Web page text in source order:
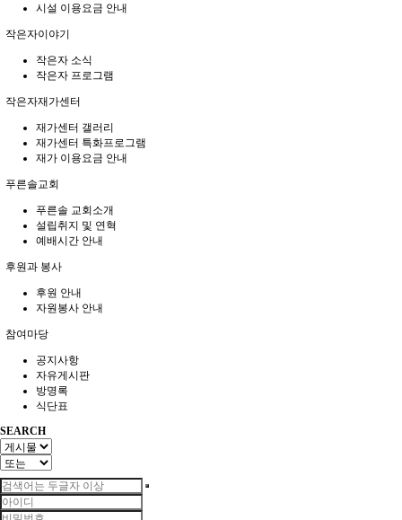
시설 이용요금 안내
작은자이야기
작은자 소식
작은자 프로그램
작은자재가센터
재가센터 갤러리
재가센터 특화프로그램
재가 이용요금 안내
푸른솔교회
푸른솔 교회소개
설립취지 및 연혁
예배시간 안내
후원과 봉사
후원 안내
자원봉사 안내
참여마당
공지사항
자유게시판
방명록
식단표
SEARCH